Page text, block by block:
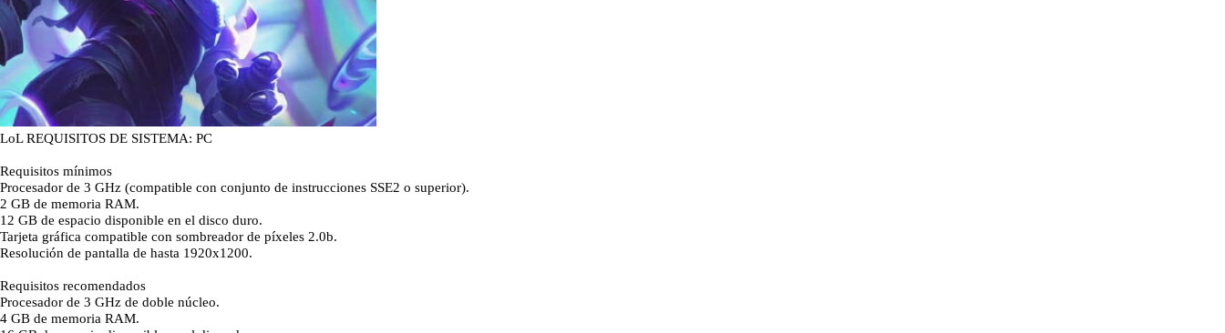
LoL REQUISITOS DE SISTEMA: PC
Requisitos mínimos
Procesador de 3 GHz (compatible con conjunto de instrucciones SSE2 o superior).
2 GB de memoria RAM.
12 GB de espacio disponible en el disco duro.
Tarjeta gráfica compatible con sombreador de píxeles 2.0b.
Resolución de pantalla de hasta 1920x1200.
Requisitos recomendados
Procesador de 3 GHz de doble núcleo.
4 GB de memoria RAM.